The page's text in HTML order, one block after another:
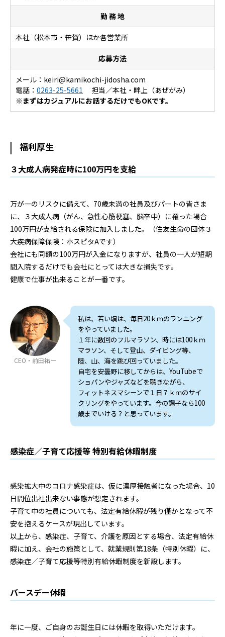
勤 務 地
本社（松本市・笹賀）ほか各営業所
応募方法
メール：keiri
kamikochi-jidosha.com
電話： 0263-25-5661 担当／本社・畔上（あぜがみ）
※まずはカジュアルにお話するだけでもOKです。
福利厚生
３大成人病発症時に100万円を支給
万が一のリスクに備えて、70歳未満の社員及びパートの皆さま
に、３大成人病（がん、急性心筋梗塞、脳卒中）に罹った場合
100万円が支給される保険に加入しました。（住友生命の団体３
大疾病保障保険：ホスピタAです）
会社にも同額の100万円が入金になりますが、社員の一人が短期
間入院するだけでも会社にとっては大きな損失です。
健康で仕事が出来ることが一番です。
CEO・前田祐一
私は、若い頃は、毎日20ｋｍのランニング
をやっていました。
１年に数回のフルマラソン、時には100ｋｍ
マラソン、そして登山、ダイビング等、
陸、山、海を跳び回っていました。
自宅を安曇野に移してからは、YouTubeで
ショパンやジャズなどを聴きながら、
フィットネスマシーンで１日７ｋｍのサイ
クリングをやっています。今の調子なら100
歳までいける？と思っています。
感染症／子育て応援等 特別有給休暇制度
感染拡大中のコロナ感染症は、仮に濃厚接触者になった場合、10
日間位出社出来ない事態が想定されます。
子育て中の社員についても、法定有給休暇が残り僅かとなって不
安を抱えるケースが現出しています。
以上から、感染症、子育て、介護を原因とする場合、法定有給休
暇に加え、会社の施策として、就業規則第18条（特別休暇）に、
感染症／子育て応援等特別有給休暇制度を新設します。
バースデー休暇
年に一度、ご自身のお誕生日には休暇を取得いただけます。